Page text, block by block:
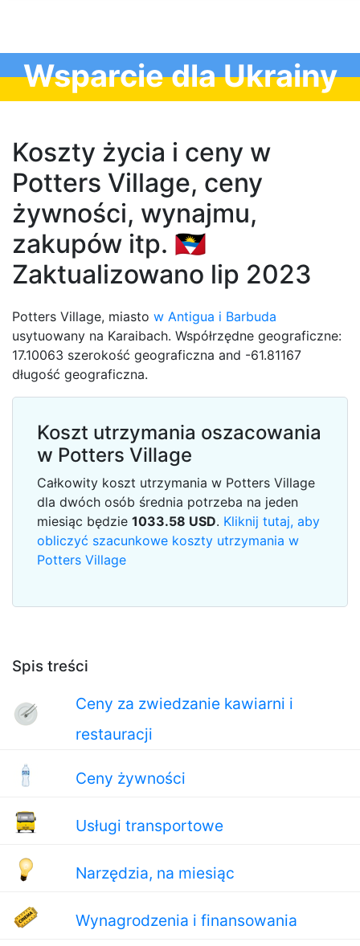
Wsparcie dla Ukrainy
Koszty życia i ceny w
Potters Village, ceny
żywności, wynajmu,
zakupów itp. 🇦🇬
Zaktualizowano lip 2023
Spis treści
Ceny za zwiedzanie kawiarni i
restauracji
Ceny żywności
Usługi transportowe
Narzędzia, na miesiąc
Wynagrodzenia i finansowania
Potters Village, miasto w Antigua i Barbuda
usytuowany na Karaibach. Współrzędne geograficzne:
17.10063 szerokość geograficzna and -61.81167
długość geograficzna.
Koszt utrzymania oszacowania
w Potters Village
Całkowity koszt utrzymania w Potters Village
dla dwóch osób średnia potrzeba na jeden
miesiąc będzie 1033.58 USD. Kliknij tutaj, aby
obliczyć szacunkowe koszty utrzymania w
Potters Village